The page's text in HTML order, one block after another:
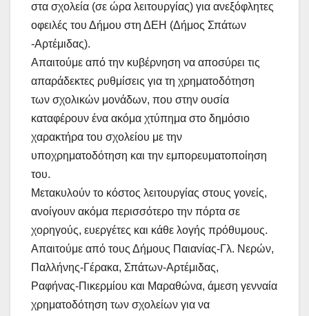
στα σχολεία (σε ώρα λειτουργίας) για ανεξόφλητες
οφειλές του Δήμου στη ΔΕΗ (Δήμος Σπάτων
-Αρτέμιδας).
Απαιτούμε από την κυβέρνηση να αποσύρει τις
απαράδεκτες ρυθμίσεις για τη χρηματοδότηση
των σχολικών μονάδων, που στην ουσία
καταφέρουν ένα ακόμα χτύπημα στο δημόσιο
χαρακτήρα του σχολείου με την
υποχρηματοδότηση και την εμπορευματοποίηση
του.
Μετακυλούν το κόστος λειτουργίας στους γονείς,
ανοίγουν ακόμα περισσότερο την πόρτα σε
χορηγούς, ευεργέτες και κάθε λογής πρόθυμους.
Απαιτούμε από τους Δήμους Παιανίας-Γλ. Νερών,
Παλλήνης-Γέρακα, Σπάτων-Αρτέμιδας,
Ραφήνας-Πικερμίου και Μαραθώνα, άμεση γενναία
χρηματοδότηση των σχολείων για να